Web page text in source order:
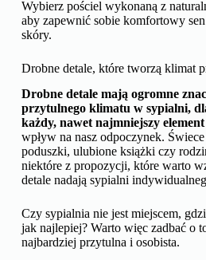
Wybierz pościel wykonaną z
aby zapewnić sobie komfortowy
skóry.
Drobne detale, które tworzą klimat
Drobne detale mają ogromne
przytulnego klimatu w sypialni,
każdy, nawet najmniejszy
wpływ na nasz odpoczynek.
poduszki, ulubione książki czy
niektóre z propozycji, które warto
detale nadają sypialni
Czy sypialnia nie jest miejscem,
jak najlepiej? Warto więc zadbać o
najbardziej przytulna i osobista.